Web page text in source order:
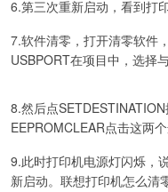
6.第三次重新启动，看到打
7.软件清零，打开清零软件
USBPORT在项目中，选择
8.然后点
EEPROMCLEAR点击这两
9.此时打印机电源灯闪烁，
新启动。联想打印机怎么清